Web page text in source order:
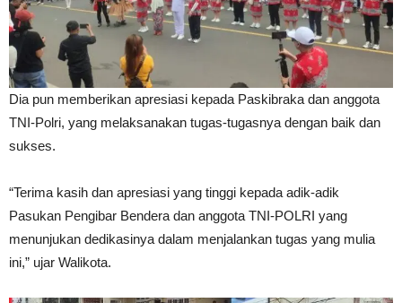
Dia pun memberikan apresiasi kepada Paskibraka dan anggota
TNI-Polri, yang melaksanakan tugas-tugasnya dengan baik dan
sukses.
“Terima kasih dan apresiasi yang tinggi kepada adik-adik
Pasukan Pengibar Bendera dan anggota TNI-POLRI yang
menunjukan dedikasinya dalam menjalankan tugas yang mulia
ini,” ujar Walikota.